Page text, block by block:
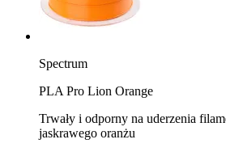
Spectrum
PLA Pro Lion Orange
Trwały i odporny na uderzenia
jaskrawego oranżu